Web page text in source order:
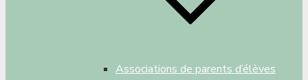
Associations de parents d’élèves